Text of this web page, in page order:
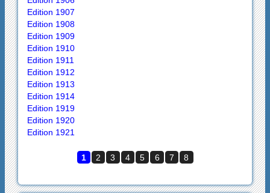
Edition 1907
Edition 1908
Edition 1909
Edition 1910
Edition 1911
Edition 1912
Edition 1913
Edition 1914
Edition 1919
Edition 1920
Edition 1921
1 2 3 4 5 6 7 8